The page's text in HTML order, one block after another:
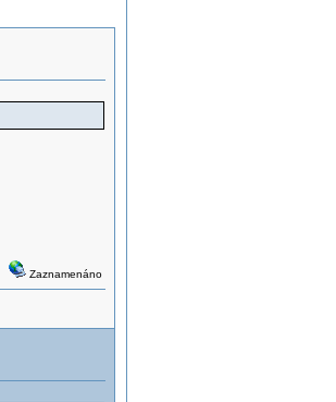
Zaznamenáno